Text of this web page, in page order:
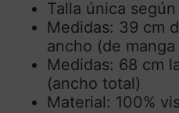
Talla única
Medidas: 39 cm
ancho (de manga
Medidas: 68 cm
(ancho total)
Material: 100%